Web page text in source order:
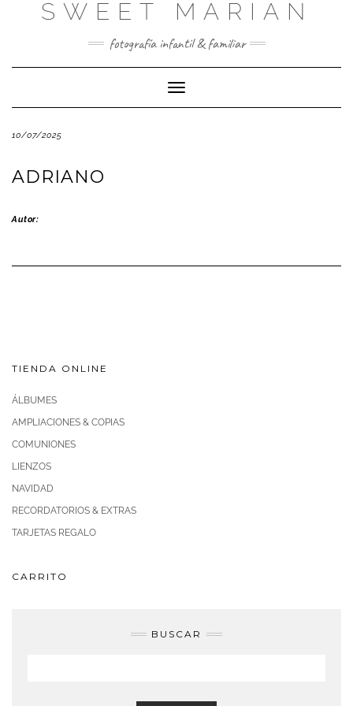
SWEET MARIAN
fotografía infantil & familiar
Cambiar
modo
10/07/2025
ADRIANO
Autor:
TIENDA ONLINE
ÁLBUMES
AMPLIACIONES & COPIAS
COMUNIONES
LIENZOS
NAVIDAD
RECORDATORIOS & EXTRAS
TARJETAS REGALO
CARRITO
BUSCAR